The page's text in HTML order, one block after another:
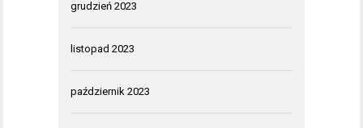
grudzień 2023
listopad 2023
październik 2023